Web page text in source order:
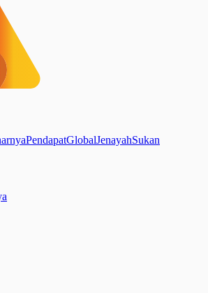
PendapatGlobalJenayahSukan